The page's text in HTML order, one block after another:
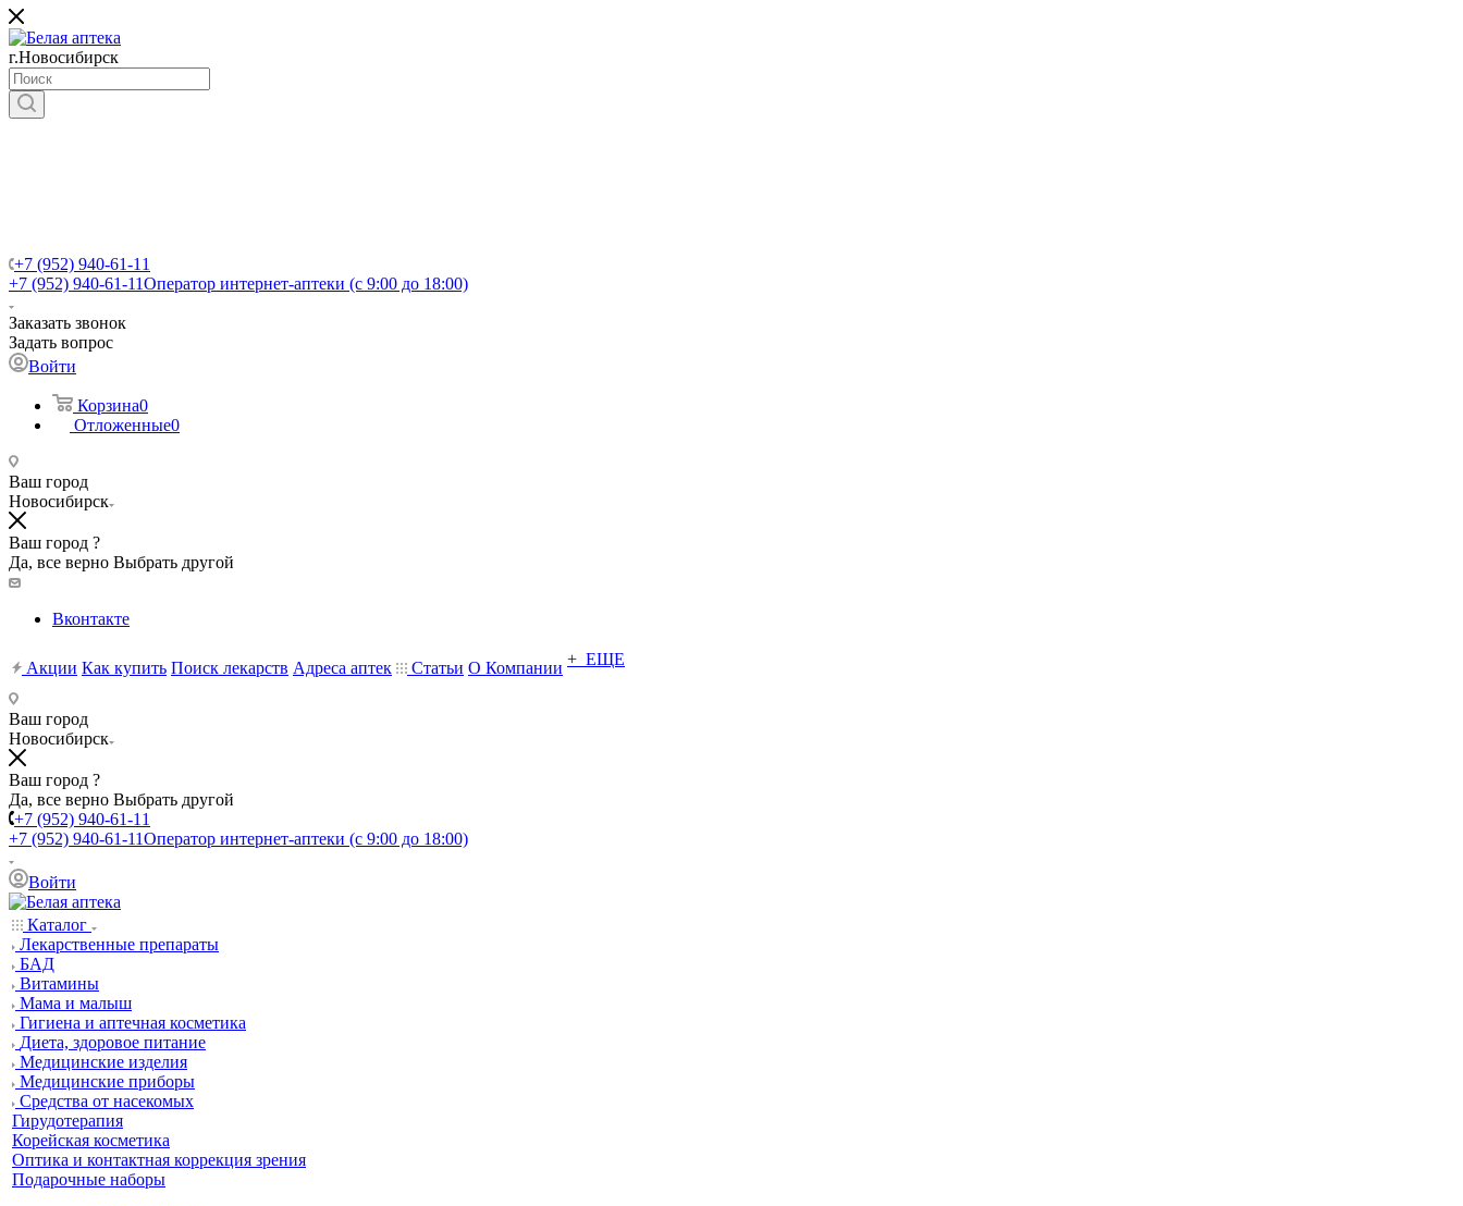
г.Новосибирск
+7 (952) 940-61-11
+7 (952) 940-61-11Оператор интернет-аптеки (с 9:00 до 18:00)
Заказать звонок
Задать вопрос
Войти
Корзина0
Отложенные0
Ваш город
Новосибирск
Ваш город ?
Да, все верно Выбрать другой
Вконтакте
Акции Как купить Поиск лекарств Адреса аптек Статьи О Компании + ЕЩЕ
Ваш город
Новосибирск
Ваш город ?
Да, все верно Выбрать другой
+7 (952) 940-61-11
+7 (952) 940-61-11Оператор интернет-аптеки (с 9:00 до 18:00)
Войти
Каталог
Лекарственные препараты
БАД
Витамины
Мама и малыш
Гигиена и аптечная косметика
Диета, здоровое питание
Медицинские изделия
Медицинские приборы
Средства от насекомых
Гирудотерапия
Корейская косметика
Оптика и контактная коррекция зрения
Подарочные наборы